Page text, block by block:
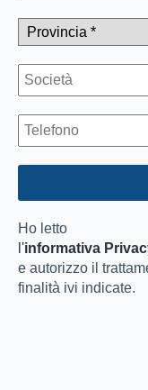
Ho letto
l'informativa
e autorizzo il
finalità ivi indicate.